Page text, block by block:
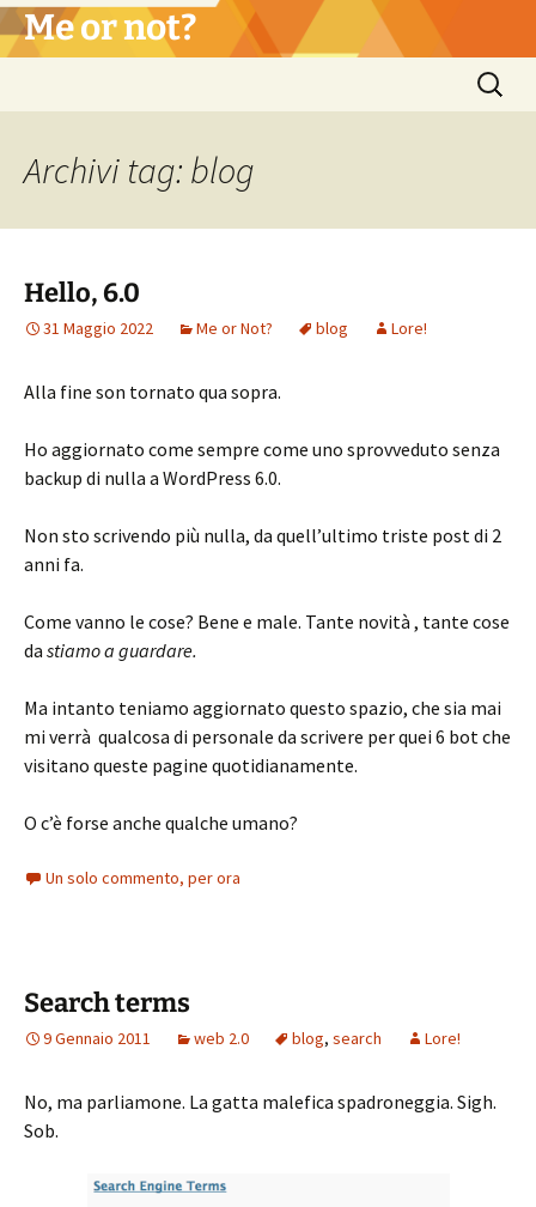
Vai
al Me or not?
Ricerca
per:
Archivi tag: blog
Hello, 6.0
31 Maggio 2022 Me or Not? blog Lore!
Alla fine son tornato qua sopra.
Ho aggiornato come sempre come uno sprovveduto senza
backup di nulla a WordPress 6.0.
Non sto scrivendo più nulla, da quell’ultimo triste post di 2
anni fa.
Come vanno le cose? Bene e male. Tante novità , tante cose
da stiamo a guardare.
Ma intanto teniamo aggiornato questo spazio, che sia mai
mi verrà qualcosa di personale da scrivere per quei 6 bot che
visitano queste pagine quotidianamente.
O c’è forse anche qualche umano?
Un solo commento, per ora
Search terms
9 Gennaio 2011 web 2.0 blog, search Lore!
No, ma parliamone. La gatta malefica spadroneggia. Sigh.
Sob.